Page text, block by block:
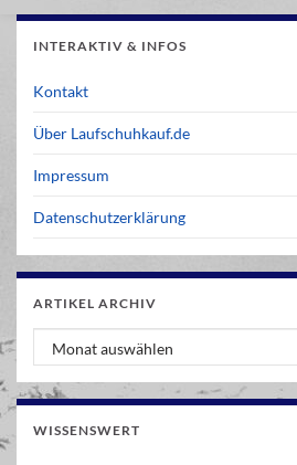
INTERAKTIV & INFOS
Kontakt
Über Laufschuhkauf.de
Impressum
Datenschutzerklärung
ARTIKEL ARCHIV
Artikel Archiv
WISSENSWERT